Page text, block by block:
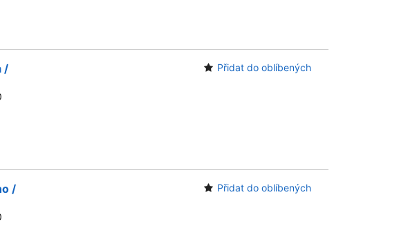
/ Přidat do oblíbených
/ Přidat do oblíbených